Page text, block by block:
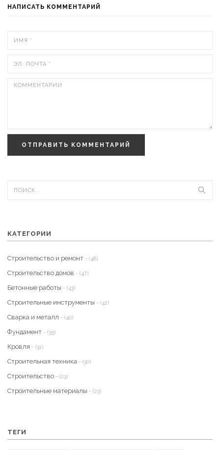
НАПИСАТЬ КОММЕНТАРИЙ
ОТПРАВИТЬ КОММЕНТАРИЙ
КАТЕГОРИИ
Строительство и ремонт - (48)
Строительство домов - (47)
Бетонные работы - (43)
Строительные инструменты - (42)
Сварка и металл - (40)
Фундамент - (35)
Кровля - (31)
Строительная техника - (30)
Строительство - (23)
Строительные материалы - (23)
ТЕГИ